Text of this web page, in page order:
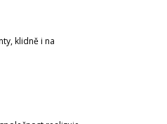
klidně i na